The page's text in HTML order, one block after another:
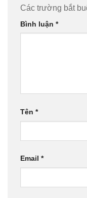
Các trường bắt
Bình luận *
Tên *
Email *